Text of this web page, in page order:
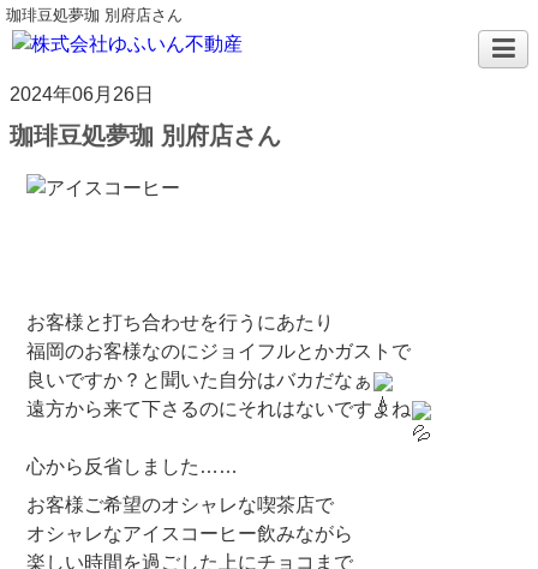
珈琲豆処夢珈 別府店さん
2024年06月26日
珈琲豆処夢珈 別府店さん
お客様と打ち合わせを行うにあたり
福岡のお客様なのにジョイフルとかガストで
良いですか？と聞いた自分はバカだなぁ
遠方から来て下さるのにそれはないですよね
⁡心から反省しました……
お客様ご希望のオシャレな喫茶店で
オシャレなアイスコーヒー飲みながら
楽しい時間を過ごした上にチョコまで